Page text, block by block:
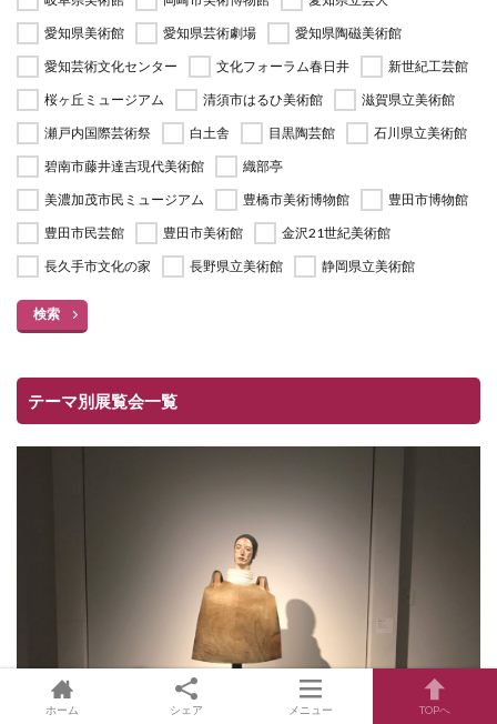
愛知県美術館
愛知県芸術劇場
愛知県陶磁美術館
愛知芸術文化センター
文化フォーラム春日井
新世紀工芸館
桜ヶ丘ミュージアム
清須市はるひ美術館
滋賀県立美術館
瀬戸内国際芸術祭
白土舎 目黒陶芸館
石川県立美術館
碧南市藤井達吉現代美術館
織部亭
美濃加茂市民ミュージアム
豊橋市美術博物館
豊田市博物館
豊田市民芸館
豊田市美術館
金沢21世紀美術館
長久手市文化の家
長野県立美術館 静岡県立美術館
検索
テーマ別展覧会一覧
ホーム シェア メニュー TOPへ